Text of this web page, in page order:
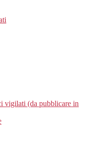
vigilati (da pubblicare in